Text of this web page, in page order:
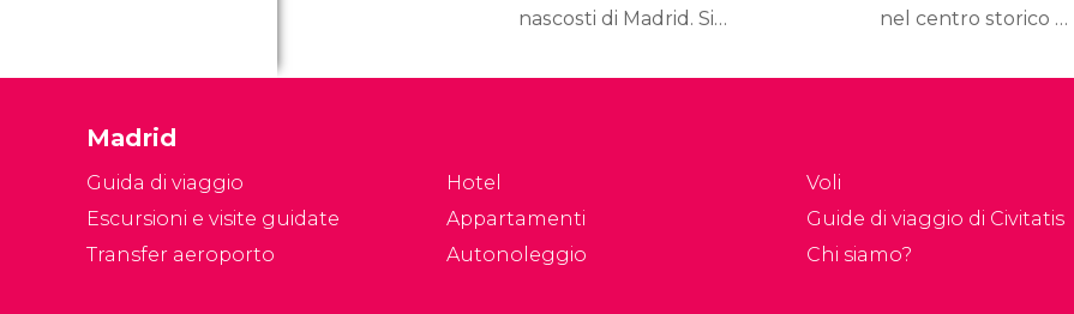
nascosti di Madrid. Si
Plaza de España, vicino
nel centro storico di
edifici più importanti
Madrid
Guida di viaggio
Escursioni e visite guidate
Transfer aeroporto
Hotel
Appartamenti
Autonoleggio
Voli
Guide di viaggio di Civitatis
Chi siamo?